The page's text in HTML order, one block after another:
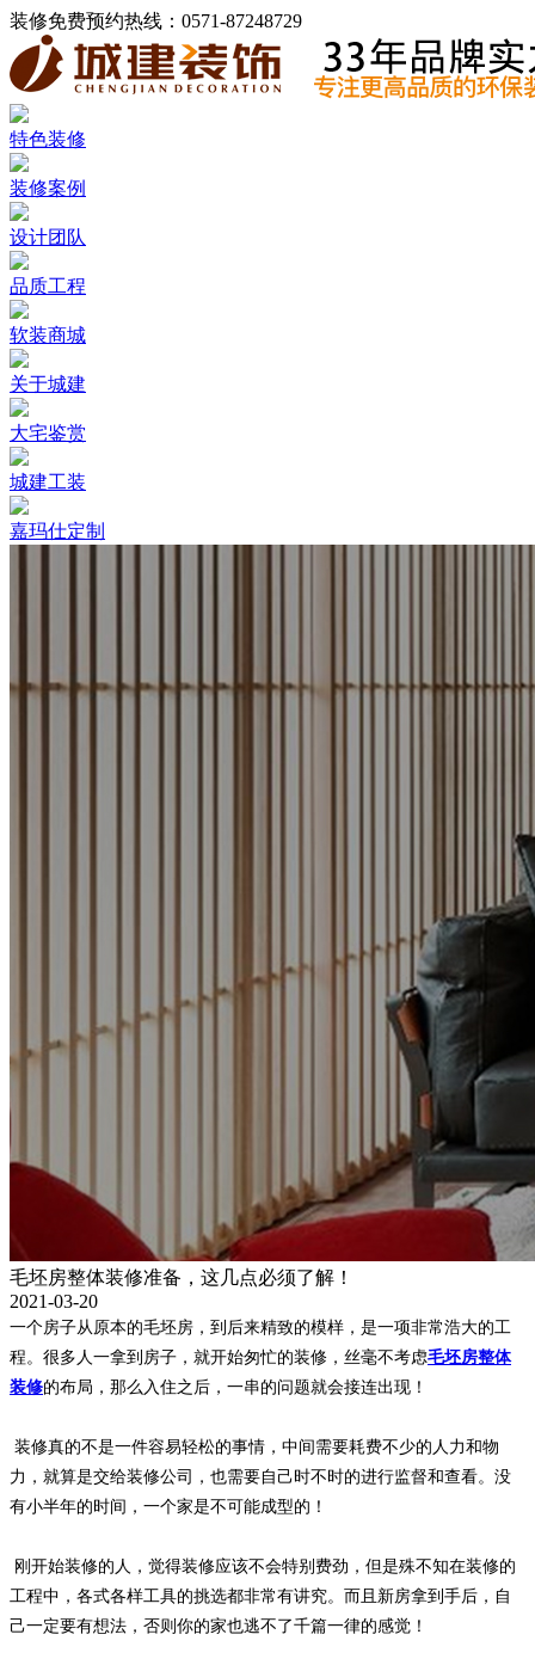
装修免费预约热线： 0571-87248729
特色装修
装修案例
设计团队
品质工程
软装商城
关于城建
大宅鉴赏
城建工装
嘉玛仕定制
毛坯房整体装修准备，这几点必须了解！
2021-03-20
一个房子从原本的毛坯房，到后来精致的模样，是一项非常浩大的工
程。很多人一拿到房子，就开始匆忙的装修，丝毫不考虑毛坯房整体
装修的布局，那么入住之后，一串的问题就会接连出现！
装修真的不是一件容易轻松的事情，中间需要耗费不少的人力和物
力，就算是交给装修公司，也需要自己时不时的进行监督和查看。没
有小半年的时间，一个家是不可能成型的！
刚开始装修的人，觉得装修应该不会特别费劲，但是殊不知在装修的
工程中，各式各样工具的挑选都非常有讲究。而且新房拿到手后，自
己一定要有想法，否则你的家也逃不了千篇一律的感觉！